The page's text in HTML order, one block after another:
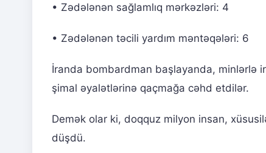
• Zədələnən sağlamlıq mərkəzləri: 4
• Zədələnən təcili yardım məntəqələri: 6
İranda bombardman başlayanda, minlərlə
şimal əyalətlərinə qaçmağa cəhd etdilər.
Demək olar ki, doqquz milyon insan,
düşdü.